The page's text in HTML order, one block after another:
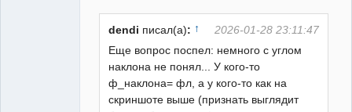
dendi писал(а): ↑
2026-01-28 23:11:47
Еще вопрос поспел: немного с углом
наклона не понял... У кого-то
ф_наклона= фл, а у кого-то как на
скриншоте выше (признать выглядит